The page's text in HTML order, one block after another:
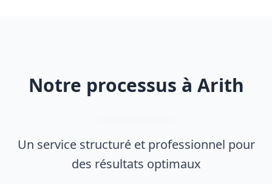
Notre processus à Arith
Un service structuré et professionnel pour
des résultats optimaux